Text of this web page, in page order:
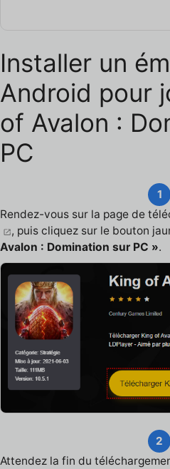
Installer un
Android pour
of Avalon :
PC
1
Rendez-vous sur la page de
, puis cliquez sur le bouton
Avalon : Domination sur PC ».
2
Attendez la fin du